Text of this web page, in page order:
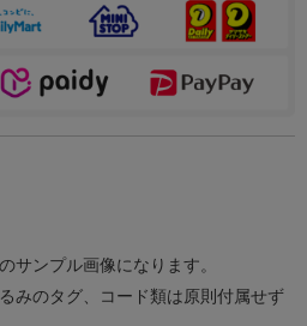
サンプル画像になります。
みのタグ、コード類は原則付属せず